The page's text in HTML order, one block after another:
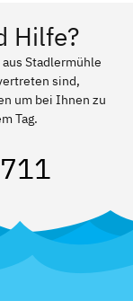
Hilfe?
Stadlermühle
sind,
um bei Ihnen zu
Tag.